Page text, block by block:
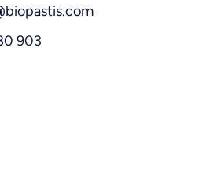
903